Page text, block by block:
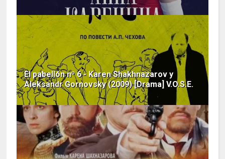
El pabellón nº 6 - Karen Shakhnazarov y
Aleksandr Gornovsky (2009) [Drama] V.O.S.E.